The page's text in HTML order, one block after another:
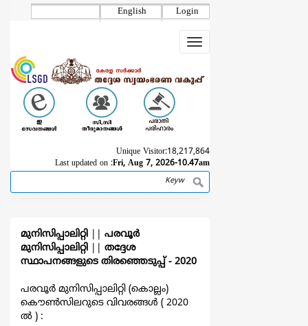
Login
English
Toggle
navigation
Unique Visitor:18,217,864
Last updated on :Fri, Aug 7, 2026-10.47am
Search
മുനിസിപ്പാലിറ്റി
പരവൂര്‍
മുനിസിപ്പാലിറ്റി
തദ്ദേശ
സ്ഥാപനങ്ങളുടെ തിരഞ്ഞെടുപ്പ്‌ - 2020
പരവൂര്‍ മുനിസിപ്പാലിറ്റി (കൊല്ലം)
കൌൺസിലറുടെ വിവരങ്ങള്‍ ( 2020
ല്‍ ) :